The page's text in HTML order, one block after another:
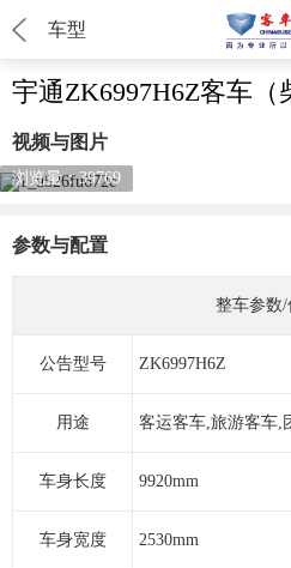
车型
宇通ZK6997H6Z客车（
视频与图片
浏览量：39769
参数与配置
整车参数/
公告型号 ZK6997H6Z
用途 客运客车,旅游客车,
车身长度 9920mm
车身宽度 2530mm